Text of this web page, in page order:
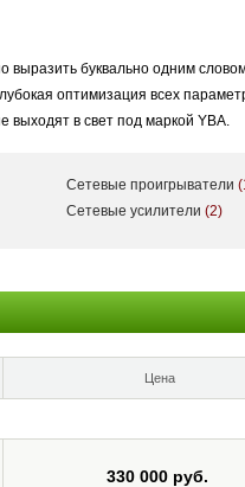
буквально одним
оптимизация всех
выходят в свет под маркой YBA.
и удовольствие», —
и их схем, Ив-Бернард очень
инструментом.
Сетевые проигрыватели
Сетевые усилители(2)
Цена
330 000 руб.